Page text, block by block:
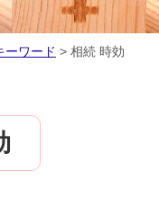
ーワード > 相続 時効